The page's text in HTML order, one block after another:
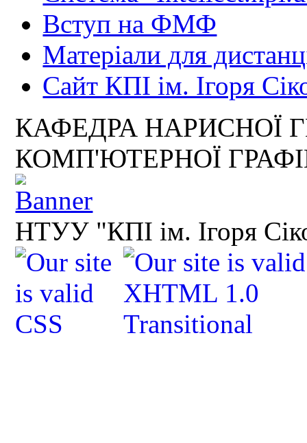
Вступ на ФМФ
Матеріали для
Сайт КПІ ім. Ігоря
КАФЕДРА НАРИСНОЇ
КОМП'ЮТЕРНОЇ
НТУУ "КПІ ім. Ігоря